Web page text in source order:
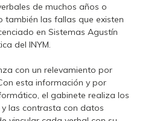
de muchos años o
también las fallas que existen
en Sistemas Agustín
del INYM.
con un relevamiento por
esta información y por
el gabinete realiza los
las contrasta con datos